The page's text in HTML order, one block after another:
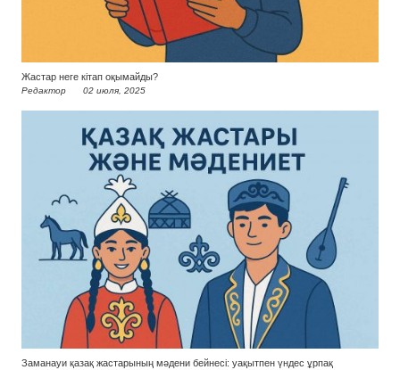
Жастар неге кітап оқымайды?
Редактор 02 июля, 2025
Заманауи қазақ жастарының мәдени бейнесі: уақытпен үндес ұрпақ